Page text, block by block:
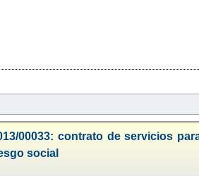
00033: contrato de servicios
social